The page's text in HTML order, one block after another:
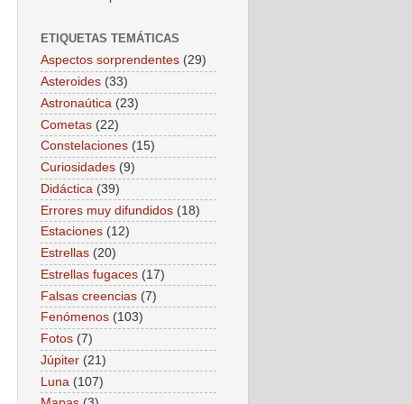
ETIQUETAS TEMÁTICAS
Aspectos sorprendentes (29)
Asteroides (33)
Astronaútica (23)
Cometas (22)
Constelaciones (15)
Curiosidades (9)
Didáctica (39)
Errores muy difundidos (18)
Estaciones (12)
Estrellas (20)
Estrellas fugaces (17)
Falsas creencias (7)
Fenómenos (103)
Fotos (7)
Júpiter (21)
Luna (107)